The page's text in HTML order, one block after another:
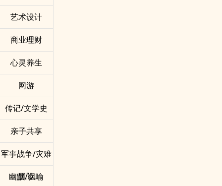
艺术设计
商业理财
心灵养生
网游
传记/文学史
亲子共享
军事战争/灾难
冒险
幽默/讽喻